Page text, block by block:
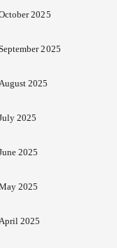
2025
2025
2025
2025
2025
2025
2025